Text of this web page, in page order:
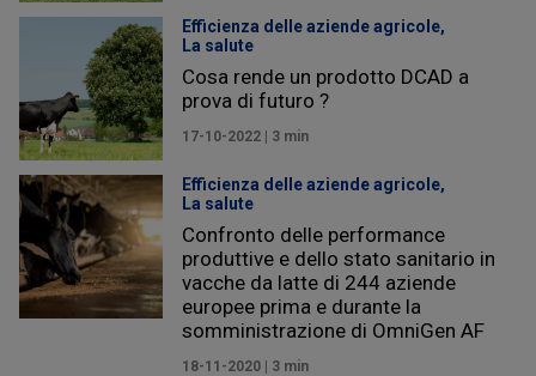
Efficienza delle aziende agricole,
La salute
Cosa rende un prodotto DCAD a
prova di futuro ?
17-10-2022 | 3 min
Efficienza delle aziende agricole,
La salute
Confronto delle performance
produttive e dello stato sanitario in
vacche da latte di 244 aziende
europee prima e durante la
somministrazione di OmniGen AF
18-11-2020 | 3 min